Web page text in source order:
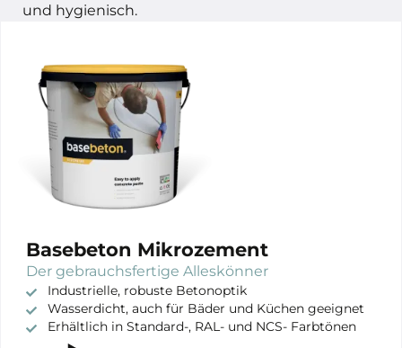
und hygienisch.
Basebeton Mikrozement
Der gebrauchsfertige Alleskönner
Industrielle, robuste Betonoptik
Wasserdicht, auch für Bäder und Küchen geeignet
Erhältlich in Standard-, RAL- und NCS- Farbtönen